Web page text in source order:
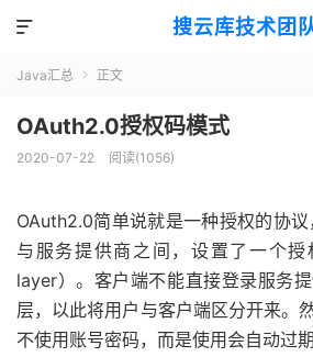
搜云库技术团

Java汇总  正文
OAuth2.0授权码模式
2020-07-22 阅读(1056)
OAuth2.0简单说就是一种授权的协
与服务提供商之间，设置了一个
layer）。客户端不能直接登录服务
层，以此将用户与客户端区分开来。
不使用账号密码，而是使用会自动过